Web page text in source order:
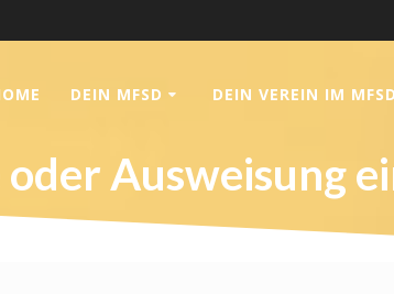
DEIN MFSD DEIN VEREIN IM MFSD
Ausweisung